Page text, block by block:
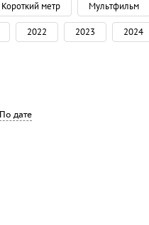
Короткий метр Мультфильм
2022 2023 2024
По дате